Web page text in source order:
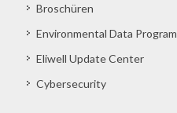
Broschüren
Environmental Data Program
Eliwell Update Center
Cybersecurity